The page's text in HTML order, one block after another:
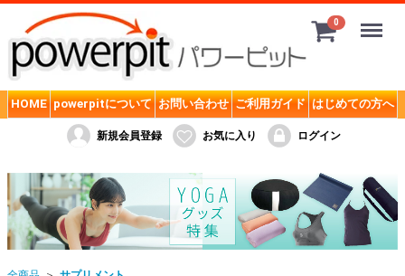
0 Menu
HOME powerpitについて お問い合わせ ご利用ガイド はじめての方へ
新規会員登録 お気に入り ログイン
サプリメント
SMD. powerpitオリジナル
ケンタイ 健康体力研究所 Kentai
ゴールドジム (GOLD's GYM)